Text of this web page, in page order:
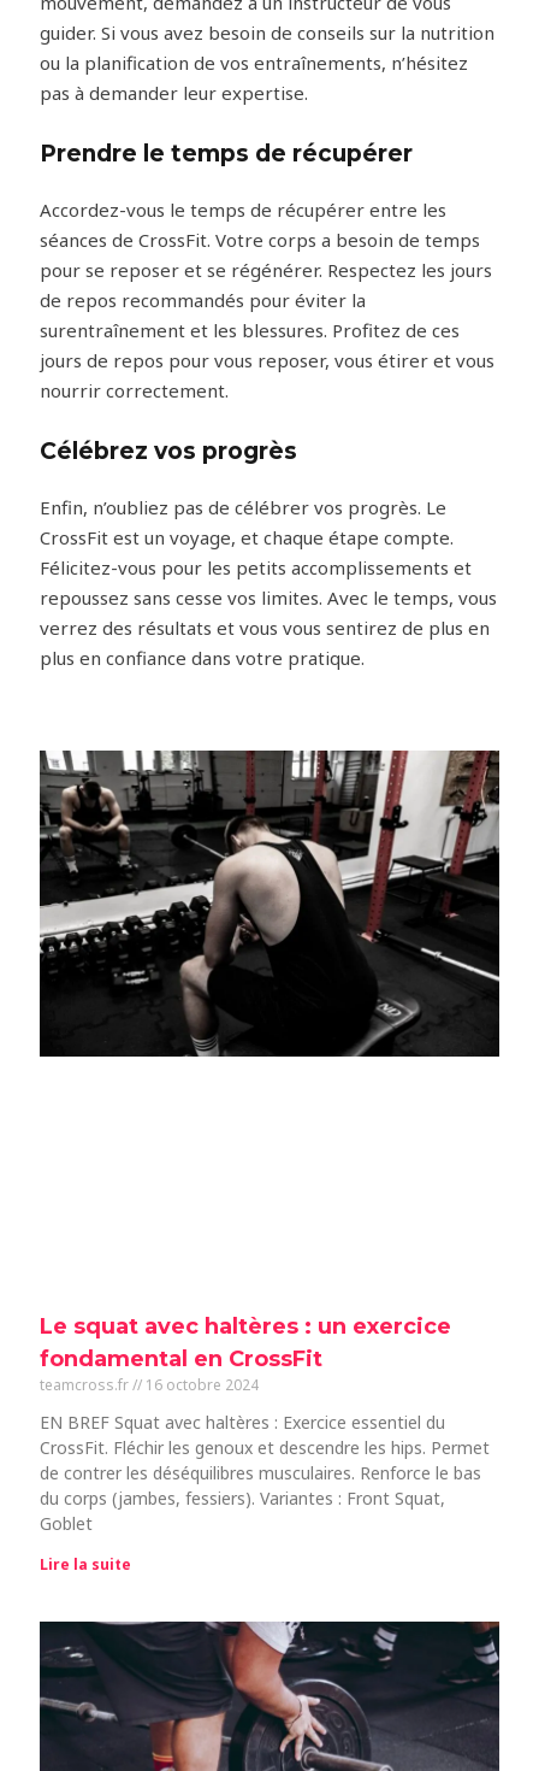
guider. Si vous avez besoin de conseils sur la nutrition
ou la planification de vos entraînements, n’hésitez
pas à demander leur expertise.
Prendre le temps de récupérer
Accordez-vous le temps de récupérer entre les
séances de CrossFit. Votre corps a besoin de temps
pour se reposer et se régénérer. Respectez les jours
de repos recommandés pour éviter la
surentraînement et les blessures. Profitez de ces
jours de repos pour vous reposer, vous étirer et vous
nourrir correctement.
Célébrez vos progrès
Enfin, n’oubliez pas de célébrer vos progrès. Le
CrossFit est un voyage, et chaque étape compte.
Félicitez-vous pour les petits accomplissements et
repoussez sans cesse vos limites. Avec le temps, vous
verrez des résultats et vous vous sentirez de plus en
plus en confiance dans votre pratique.
Le squat avec haltères : un exercice
fondamental en CrossFit
teamcross.fr 16 octobre 2024
EN BREF Squat avec haltères : Exercice essentiel du
CrossFit. Fléchir les genoux et descendre les hips. Permet
de contrer les déséquilibres musculaires. Renforce le bas
du corps (jambes, fessiers). Variantes : Front Squat,
Goblet
Lire la suite